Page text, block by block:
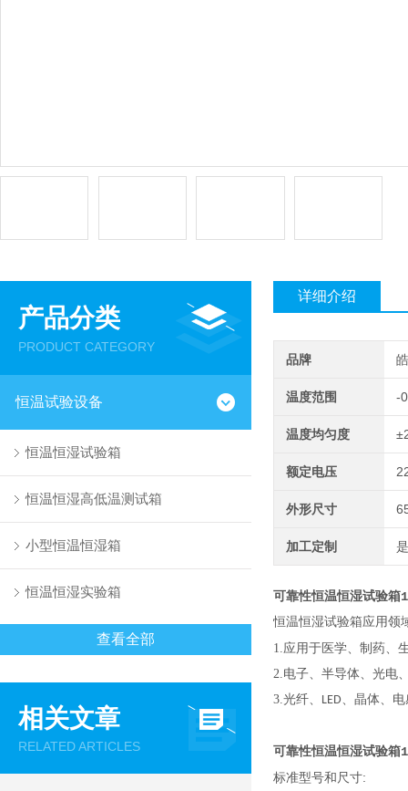
产品分类
PRODUCT CATEGORY
恒温试验设备
恒温恒湿试验箱
恒温恒湿高低温测试箱
小型恒温恒湿箱
恒温恒湿实验箱
查看全部
相关文章
RELATED ARTICLES
详细介绍
品牌
温度范围 -
温度均匀度
额定电压
外形尺寸
加工定制
可靠性恒温恒湿试验箱
恒温恒湿试验箱应用领
1.应用于医学、制药、
2.电子、半导体、光电
3.光纤、 LED、晶体、电
可靠性恒温恒湿试验箱
标准型号和尺寸: